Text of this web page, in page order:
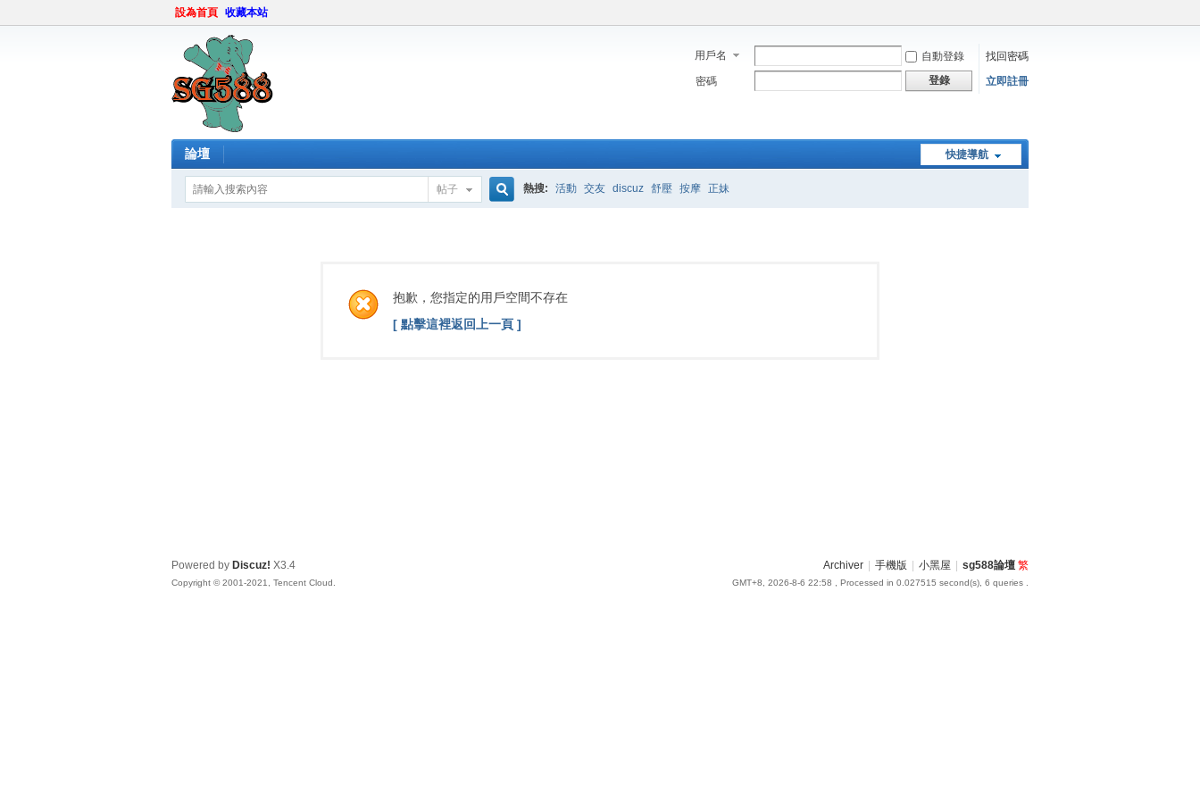
設為首頁 收藏本站
用戶名 自動登錄
找回密碼
密碼
登錄 立即註冊
快捷導航
論壇
帖子
索
熱搜: 活動 交友 discuz 舒壓 按摩 正妹
抱歉，您指定的用戶空間不存在
[ 點擊這裡返回上一頁 ]
Archiver 手機版 小黑屋 sg588論壇 繁
GMT+8, 2026-8-6 22:58 , Processed in 0.027515 second(s), 6 queries .
Powered by Discuz! X3.4
Copyright © 2001-2021, Tencent Cloud.